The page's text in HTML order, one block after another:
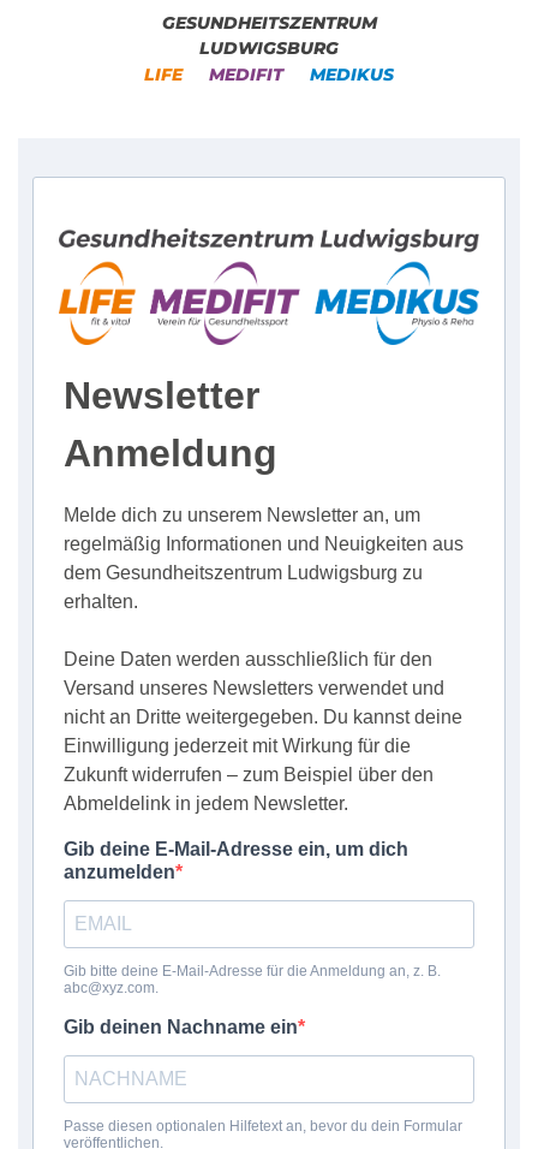
GESUNDHEITSZENTRUM
LUDWIGSBURG
LIFE
MEDIFIT MEDIKUS
Newsletter
Anmeldung
Melde dich zu unserem Newsletter an, um
regelmäßig Informationen und Neuigkeiten aus
dem Gesundheitszentrum Ludwigsburg zu
erhalten.
Deine Daten werden ausschließlich für den
Versand unseres Newsletters verwendet und
nicht an Dritte weitergegeben. Du kannst deine
Einwilligung jederzeit mit Wirkung für die
Zukunft widerrufen – zum Beispiel über den
Abmeldelink in jedem Newsletter.
Gib deine E-Mail-Adresse ein, um dich
anzumelden
Gib bitte deine E-Mail-Adresse für die Anmeldung an, z. B.
abc@xyz.com.
Gib deinen Nachname ein
Passe diesen optionalen Hilfetext an, bevor du dein Formular
veröffentlichen.